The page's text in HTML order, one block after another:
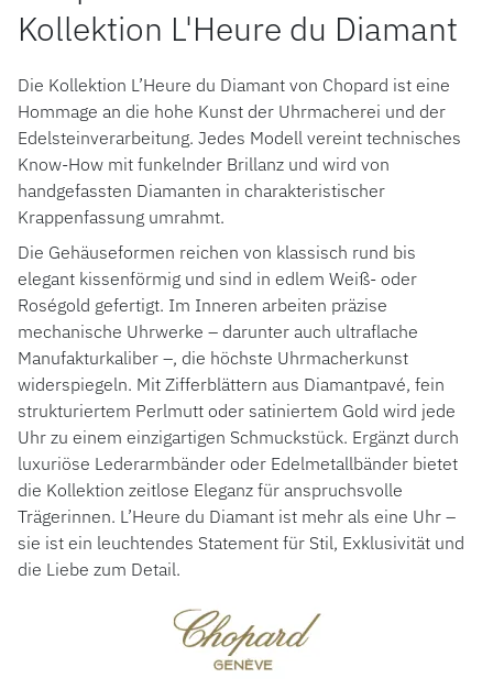
Kollektion L'Heure du Diamant
Die Kollektion L’Heure du Diamant von Chopard ist eine
Hommage an die hohe Kunst der Uhrmacherei und der
Edelsteinverarbeitung. Jedes Modell vereint technisches
Know-How mit funkelnder Brillanz und wird von
handgefassten Diamanten in charakteristischer
Krappenfassung umrahmt.
Die Gehäuseformen reichen von klassisch rund bis
elegant kissenförmig und sind in edlem Weiß- oder
Roségold gefertigt. Im Inneren arbeiten präzise
mechanische Uhrwerke – darunter auch ultraflache
Manufakturkaliber –, die höchste Uhrmacherkunst
widerspiegeln. Mit Zifferblättern aus Diamantpavé, fein
strukturiertem Perlmutt oder satiniertem Gold wird jede
Uhr zu einem einzigartigen Schmuckstück. Ergänzt durch
luxuriöse Lederarmbänder oder Edelmetallbänder bietet
die Kollektion zeitlose Eleganz für anspruchsvolle
Trägerinnen. L’Heure du Diamant ist mehr als eine Uhr –
sie ist ein leuchtendes Statement für Stil, Exklusivität und
die Liebe zum Detail.